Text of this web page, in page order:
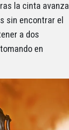
la cinta avanza
sin encontrar el
a dos
en